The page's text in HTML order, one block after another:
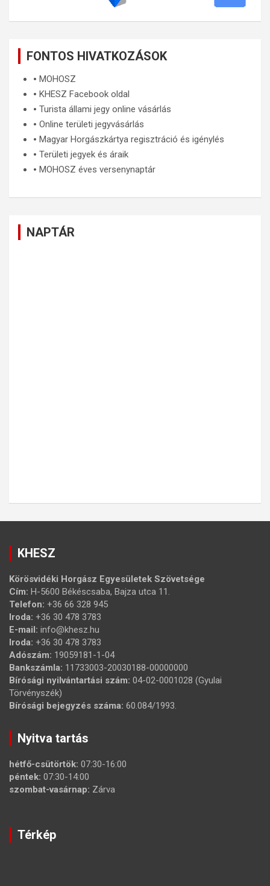
FONTOS HIVATKOZÁSOK
🞄 MOHOSZ
🞄 KHESZ Facebook oldal
🞄 Turista állami jegy online vásárlás
🞄 Online területi jegyvásárlás
🞄 Magyar Horgászkártya regisztráció és igénylés
🞄 Területi jegyek és áraik
🞄 MOHOSZ éves versenynaptár
NAPTÁR
KHESZ
Körösvidéki Horgász Egyesületek Szövetsége
Cím: H-5600 Békéscsaba, Bajza utca 11.
Telefon: +36 66 328 945
Iroda: +36 30 478 3783
E-mail: info@khesz.hu
Iroda: +36 30 478 3783
Adószám: 19059181-1-04
Bankszámla: 11733003-20030188-00000000
Bírósági nyilvántartási szám: 04-02-0001028 (Gyulai
Törvényszék)
Bírósági bejegyzés száma: 60.084/1993.
Nyitva tartás
hétfő-csütörtök: 07:30-16:00
péntek: 07:30-14:00
szombat-vasárnap: Zárva
Térkép